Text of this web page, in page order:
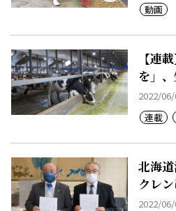
動画
【連
を」
②
2022/
連載
北海
クレ
2022/